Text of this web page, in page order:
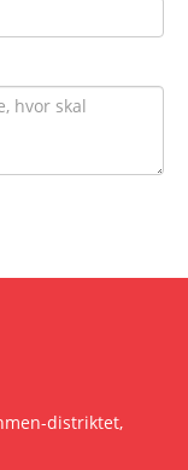
distriktet,